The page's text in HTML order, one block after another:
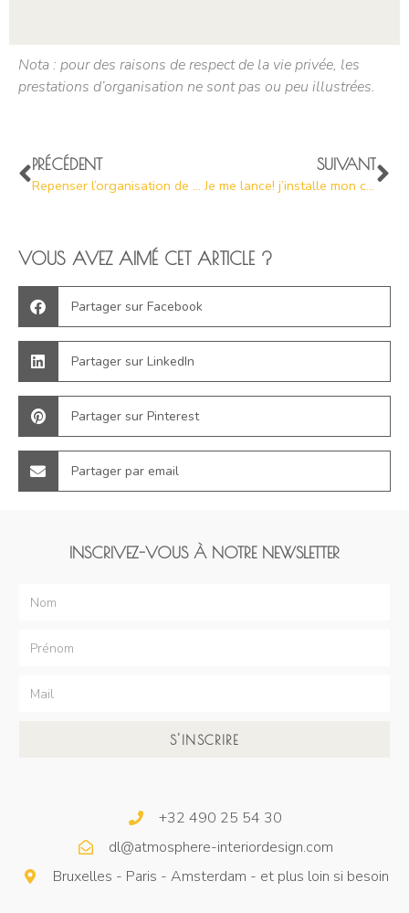
Nota : pour des raisons de respect de la vie privée, les
prestations d’organisation ne sont pas ou peu illustrées.
PRÉCÉDENT
Repenser l’organisation de la maison quand la famille s’est agrandie
SUIVANT
Je me lance! j’installe mon cabinet professionnel chez moi…
VOUS AVEZ AIMÉ CET ARTICLE ?
Partager sur Facebook
Partager sur LinkedIn
Partager sur Pinterest
Partager par email
INSCRIVEZ-VOUS À NOTRE NEWSLETTER
S'INSCRIRE
+32 490 25 54 30
dl@atmosphere-interiordesign.com
Bruxelles - Paris - Amsterdam - et plus loin si besoin